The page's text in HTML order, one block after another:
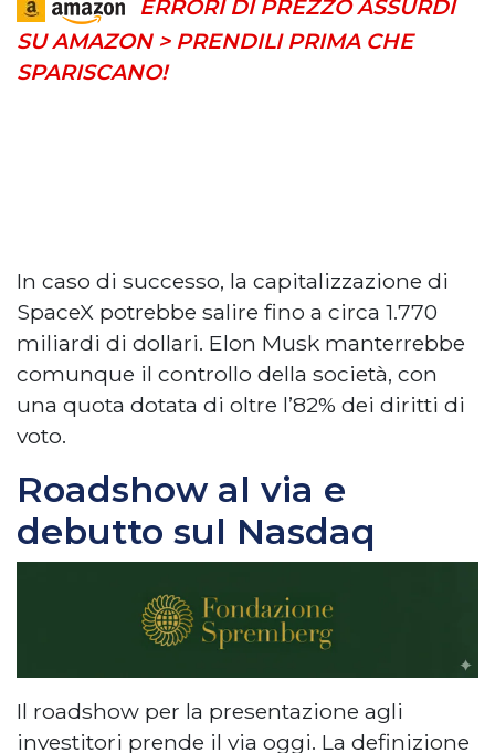
ERRORI DI PREZZO ASSURDI
SU AMAZON > PRENDILI PRIMA CHE
SPARISCANO!
In caso di successo, la capitalizzazione di
SpaceX potrebbe salire fino a circa 1.770
miliardi di dollari. Elon Musk manterrebbe
comunque il controllo della società, con
una quota dotata di oltre l’82% dei diritti di
voto.
Roadshow al via e
debutto sul Nasdaq
Il roadshow per la presentazione agli
investitori prende il via oggi. La definizione